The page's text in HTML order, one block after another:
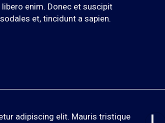
enim. Donec et suscipit
et, tincidunt a sapien.
adipiscing elit. Mauris tristique